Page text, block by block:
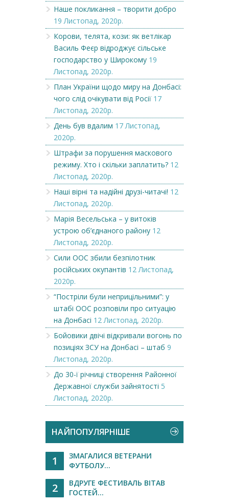
Наше покликання – творити добро
19 Листопад, 2020р.
Корови, телята, кози: як ветлікар
Василь Феєр відроджує сільське
господарство у Широкому 19
Листопад, 2020р.
План України щодо миру на Донбасі:
чого слід очікувати від Росії 17
Листопад, 2020р.
День був вдалим 17 Листопад,
2020р.
Штрафи за порушення маскового
режиму. Хто і скільки заплатить? 12
Листопад, 2020р.
Наші вірні та надійні друзі-читачі! 12
Листопад, 2020р.
Марія Весельська – у витоків
устрою об’єднаного району 12
Листопад, 2020р.
Сили ООС збили безпілотник
російських окупантів 12 Листопад,
2020р.
“Постріли були неприцільними”: у
штабі ООС розповіли про ситуацію
на Донбасі 12 Листопад, 2020р.
Бойовики двічі відкривали вогонь по
позиціях ЗСУ на Донбасі – штаб 9
Листопад, 2020р.
До 30-ї річниці створення Районної
Державної служби зайнятості 5
Листопад, 2020р.
НАЙПОПУЛЯРНІШЕ
1
ЗМАГАЛИСЯ ВЕТЕРАНИ
ФУТБОЛУ...
2
ВДРУГЕ ФЕСТИВАЛЬ ВІТАВ
ГОСТЕЙ...